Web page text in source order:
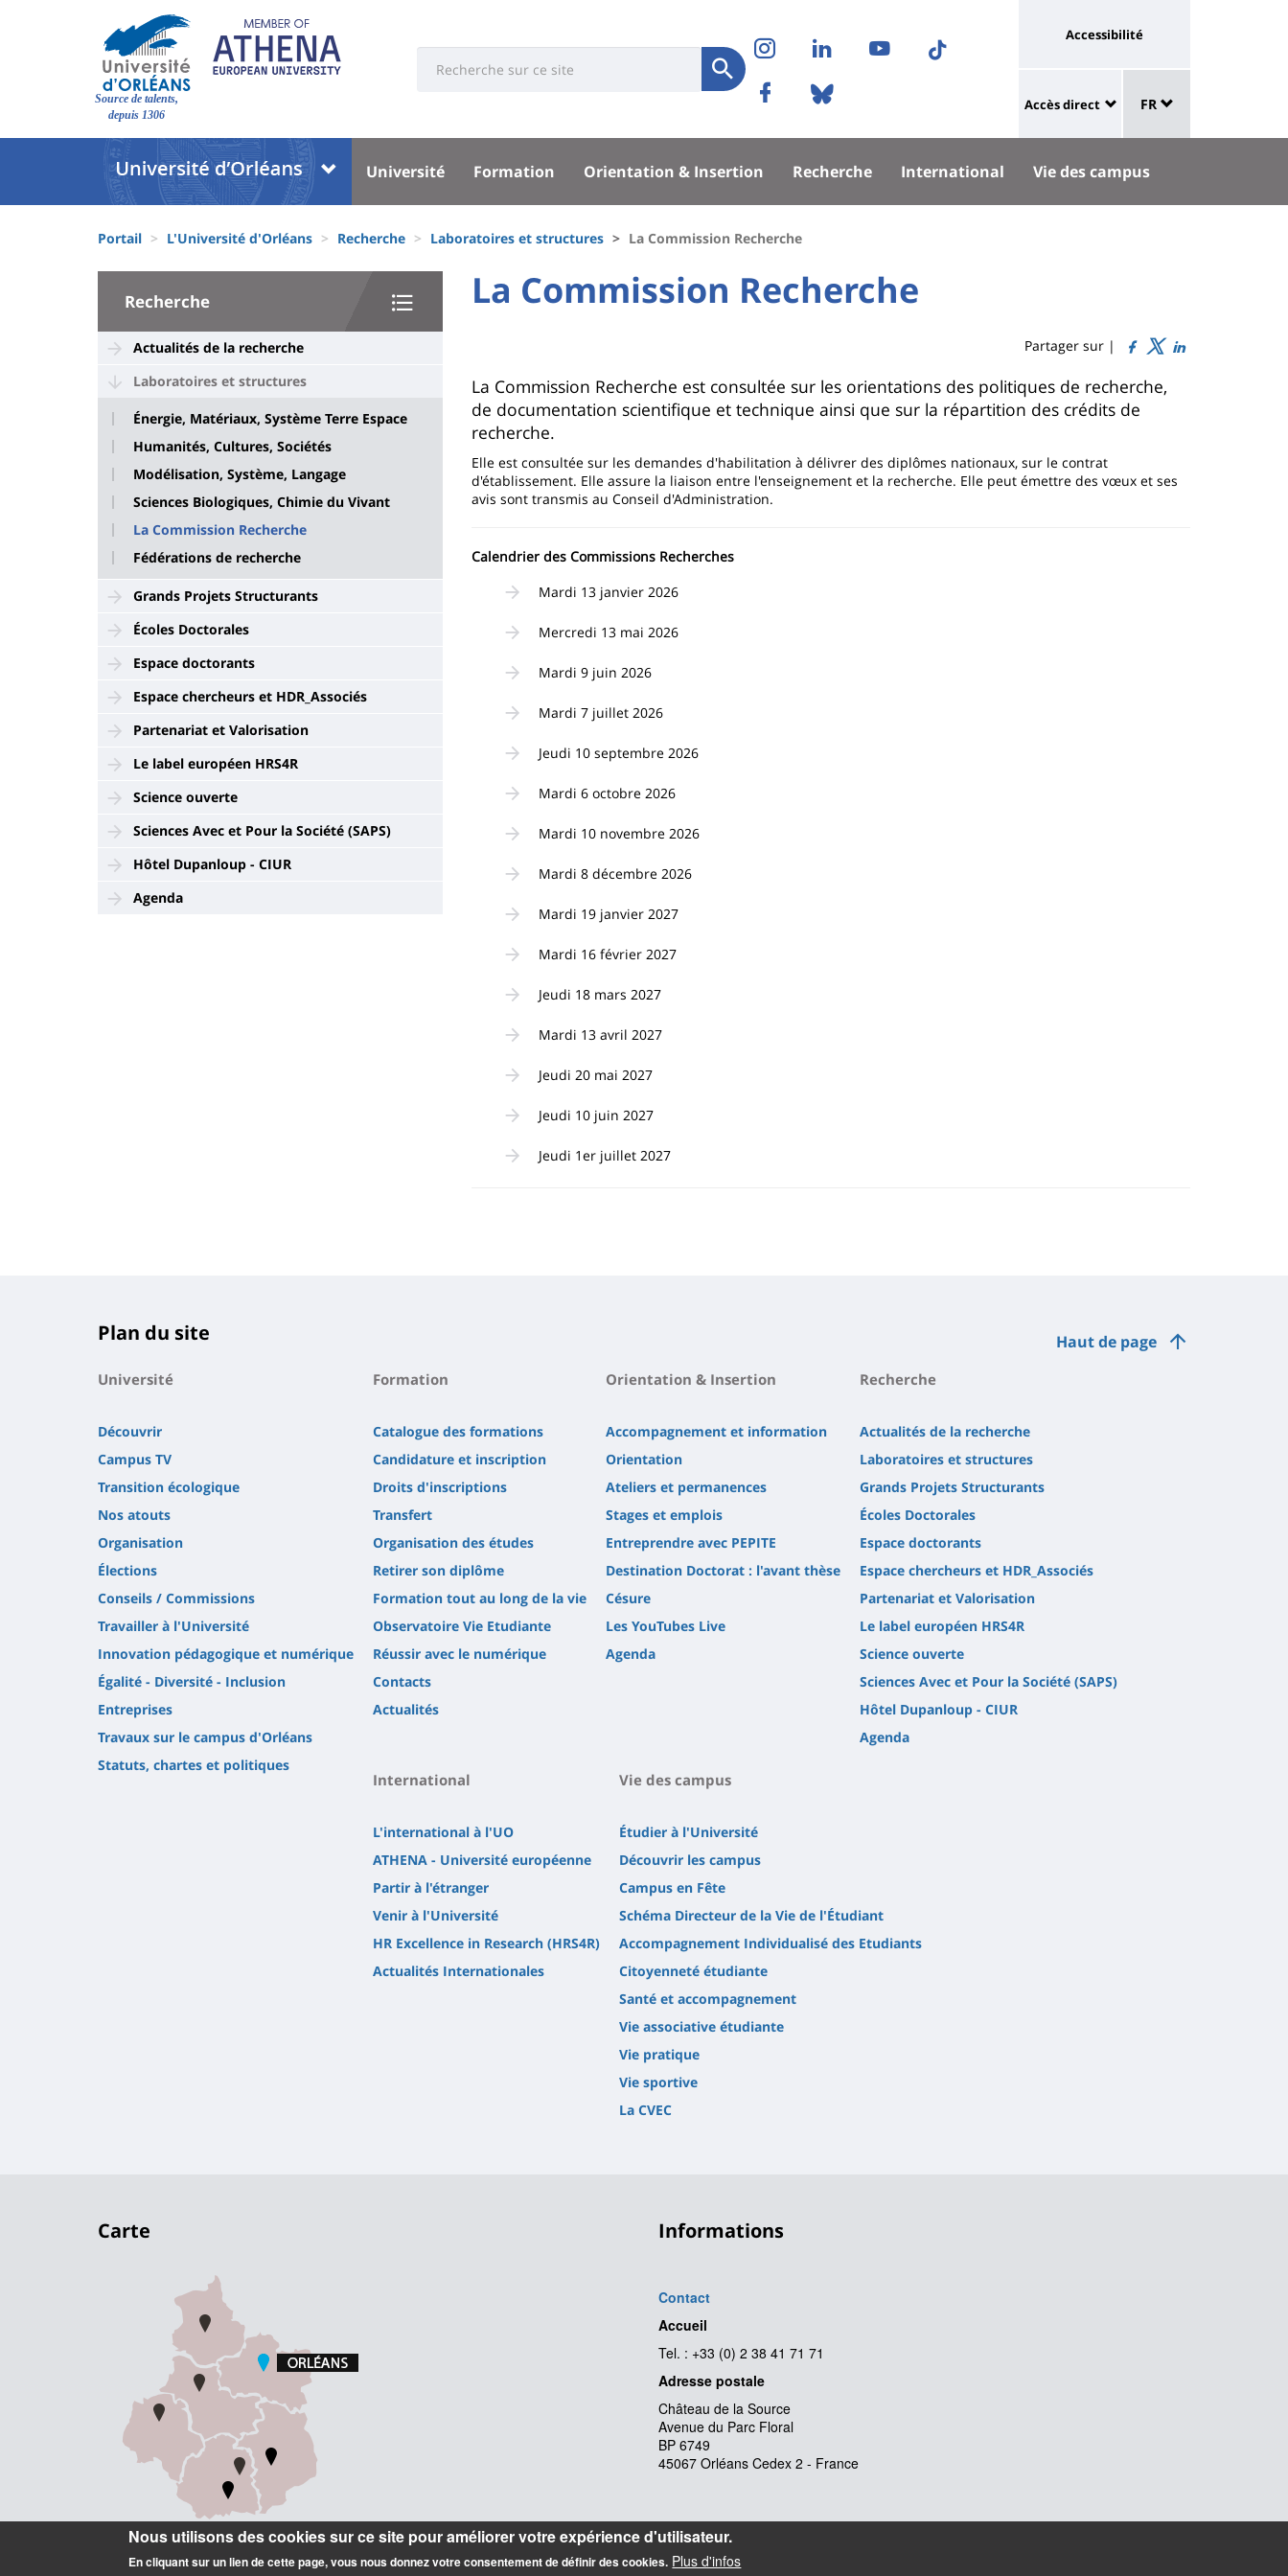
Site
Source de talents,
depuis 1306
Université
Soumettre
Réseaux
sociaux
Instagram
LinkedInYoutubeTikTok
FacebookBluesky
Université
lien
vers
page
accessibilité
Accessibilité
University
:
Shortcut
links
Accès direct de
langue
FR
Université
Block
liste
des
composantes
Menu
principal
Université Formation Orientation & Insertion Recherche International Vie des campus
d'Ariane
Portail L'Université d'Orléans Recherche Laboratoires et structures La Commission Recherche
University
Sidebar
Recherche
Actualités de la recherche
Laboratoires et structures
Énergie, Matériaux, Système Terre Espace
Humanités, Cultures, Sociétés
Modélisation, Système, Langage
Sciences Biologiques, Chimie du Vivant
La Commission Recherche
Fédérations de recherche
Grands Projets Structurants
Écoles Doctorales
Espace doctorants
Espace chercheurs et HDR_Associés
Partenariat et Valorisation
Le label européen HRS4R
Science ouverte
Sciences Avec et Pour la Société (SAPS)
Hôtel Dupanloup - CIUR
Agenda
University
content
Titre
page
La Commission Recherche
Partager sur |
Contenu
de
la
page
principale
La Commission Recherche est consultée sur les orientations des politiques de recherche,
de documentation scientifique et technique ainsi que sur la répartition des crédits de
recherche.
Elle est consultée sur les demandes d'habilitation à délivrer des diplômes nationaux, sur le contrat
d'établissement. Elle assure la liaison entre l'enseignement et la recherche. Elle peut émettre des vœux et ses
avis sont transmis au Conseil d'Administration.
Calendrier des Commissions Recherches
Mardi 13 janvier 2026
Mercredi 13 mai 2026
Mardi 9 juin 2026
Mardi 7 juillet 2026
Jeudi 10 septembre 2026
Mardi 6 octobre 2026
Mardi 10 novembre 2026
Mardi 8 décembre 2026
Mardi 19 janvier 2027
Mardi 16 février 2027
Jeudi 18 mars 2027
Mardi 13 avril 2027
Jeudi 20 mai 2027
Jeudi 10 juin 2027
Jeudi 1er juillet 2027
Haut de page
Plan du site
Université
Découvrir
Campus TV
Transition écologique
Nos atouts
Organisation
Élections
Conseils / Commissions
Travailler à l'Université
Innovation pédagogique et numérique
Égalité - Diversité - Inclusion
Entreprises
Travaux sur le campus d'Orléans
Statuts, chartes et politiques
Formation
Catalogue des formations
Candidature et inscription
Droits d'inscriptions
Transfert
Organisation des études
Retirer son diplôme
Formation tout au long de la vie
Observatoire Vie Etudiante
Réussir avec le numérique
Contacts
Actualités
Orientation & Insertion
Accompagnement et information
Orientation
Ateliers et permanences
Stages et emplois
Entreprendre avec PEPITE
Destination Doctorat : l'avant thèse
Césure
Les YouTubes Live
Agenda
Recherche
Actualités de la recherche
Laboratoires et structures
Grands Projets Structurants
Écoles Doctorales
Espace doctorants
Espace chercheurs et HDR_Associés
Partenariat et Valorisation
Le label européen HRS4R
Science ouverte
Sciences Avec et Pour la Société (SAPS)
Hôtel Dupanloup - CIUR
Agenda
International
L'international à l'UO
ATHENA - Université européenne
Partir à l'étranger
Venir à l'Université
HR Excellence in Research (HRS4R)
Actualités Internationales
Vie des campus
Étudier à l'Université
Découvrir les campus
Campus en Fête
Schéma Directeur de la Vie de l'Étudiant
Accompagnement Individualisé des Etudiants
Citoyenneté étudiante
Santé et accompagnement
Vie associative étudiante
Vie pratique
Vie sportive
La CVEC
Carte Informations
Contact
Accueil
Tel. : +33 (0) 2 38 41 71 71
Adresse postale
Château de la Source
Avenue du Parc Floral
BP 6749
45067 Orléans Cedex 2 - France
Nous utilisons des cookies sur ce site pour améliorer votre expérience d'utilisateur.
En cliquant sur un lien de cette page, vous nous donnez votre consentement de définir des cookies. Plus d'infos